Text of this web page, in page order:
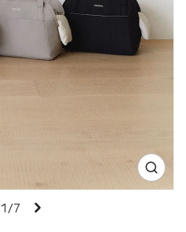
1/7